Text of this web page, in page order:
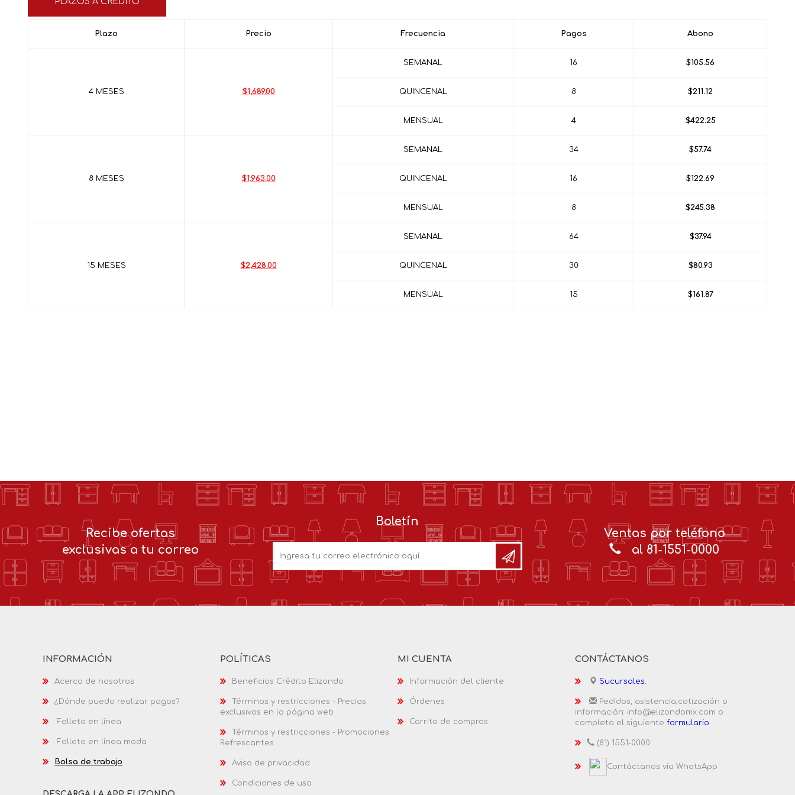
Plazo Precio Frecuencia Pagos Abono
4 MESES $1,689.00
SEMANAL 16 $105.56
QUINCENAL 8 $211.12
MENSUAL 4 $422.25
8 MESES $1,963.00
SEMANAL 34 $57.74
QUINCENAL 16 $122.69
MENSUAL 8 $245.38
15 MESES $2,428.00
SEMANAL 64 $37.94
QUINCENAL 30 $80.93
MENSUAL 15 $161.87
Recibe ofertas
exclusivas a tu correo
Boletín
Ventas por teléfono
al 81-1551-0000
INFORMACIÓN
Acerca de nosotros
¿Dónde puedo realizar pagos?
Folleto en línea
Folleto en línea moda
Bolsa de trabajo
POLÍTICAS
Beneficios Crédito Elizondo
Términos y restricciones - Precios
exclusivos en la página web
Términos y restricciones - Promociones
Refrescantes
Aviso de privacidad
Condiciones de uso
MI CUENTA
Información del cliente
Órdenes
Carrito de compras
CONTÁCTANOS
Sucursales.
Pedidos, asistencia,cotización o
información: info@elizondomx.com o
completa el siguiente formulario.
(81) 1551-0000
Contáctanos vía WhatsApp